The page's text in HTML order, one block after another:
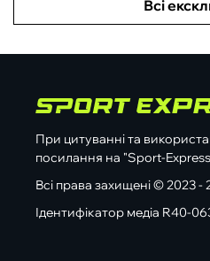
Всі
При цитуванні та
посилання на "Sport-
Всі права захищені © 2023
Ідентифікатор медіа R40-